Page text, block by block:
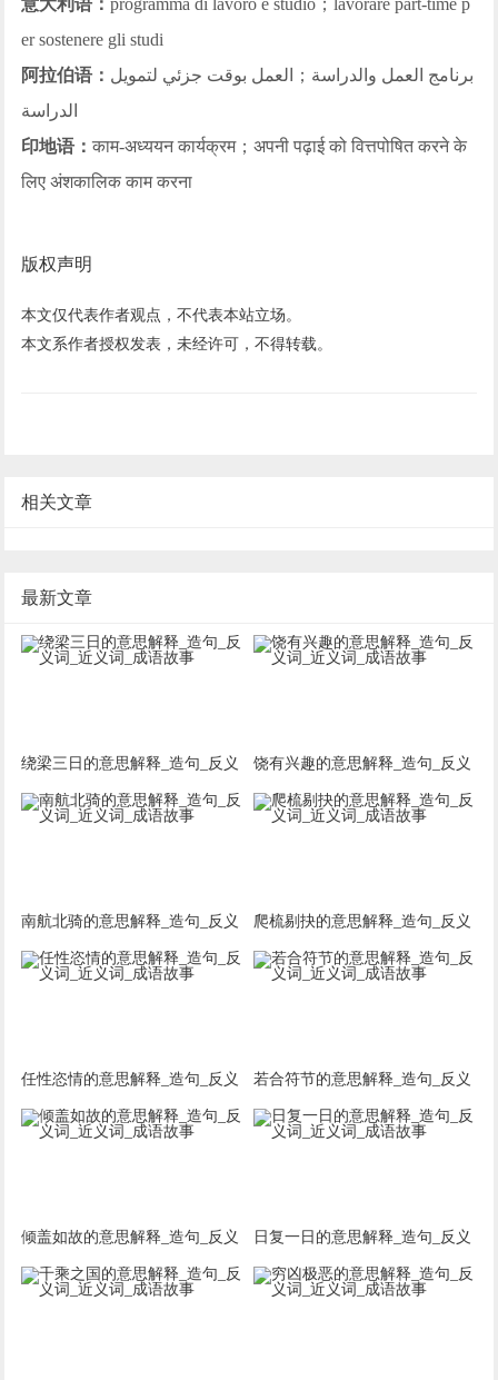
意大利语：programma di lavoro e studio；lavorare part-time p
er sostenere gli studi
阿拉伯语： برنامج العمل والدراسة；العمل بوقت جزئي لتمويل
الدراسة
印地语：काम-अध्ययन कार्यक्रम；अपनी पढ़ाई को वित्तपोषित करने के
लिए अंशकालिक काम करना
版权声明
本文仅代表作者观点，不代表本站立场。
本文系作者授权发表，未经许可，不得转载。
相关文章
最新文章
绕梁三日的意思解释_造句_反义
词_近义词_成语故事
饶有兴趣的意思解释_造句_反义
词_近义词_成语故事
南航北骑的意思解释_造句_反义
词_近义词_成语故事
爬梳剔抉的意思解释_造句_反义
词_近义词_成语故事
任性恣情的意思解释_造句_反义
词_近义词_成语故事
若合符节的意思解释_造句_反义
词_近义词_成语故事
倾盖如故的意思解释_造句_反义
词_近义词_成语故事
日复一日的意思解释_造句_反义
词_近义词_成语故事